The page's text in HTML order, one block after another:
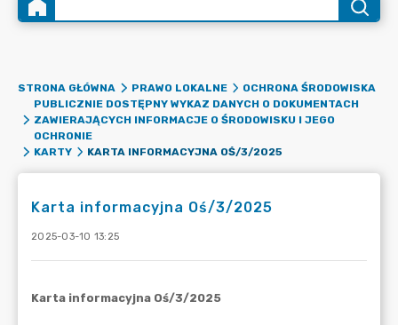
STRONA GŁÓWNA PRAWO LOKALNE
OCHRONA ŚRODOWISKA
PUBLICZNIE DOSTĘPNY WYKAZ DANYCH O DOKUMENTACH
ZAWIERAJĄCYCH INFORMACJE O ŚRODOWISKU I JEGO
OCHRONIE
KARTY
KARTA INFORMACYJNA OŚ/3/2025
Karta informacyjna Oś/3/2025
2025-03-10 13:25